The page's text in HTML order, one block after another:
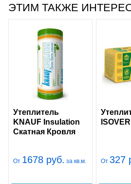
ЭТИМ ТАКЖЕ
Утеплитель
KNAUF Insulation
Скатная Кровля
От 1678 руб. за кв.м. От 327